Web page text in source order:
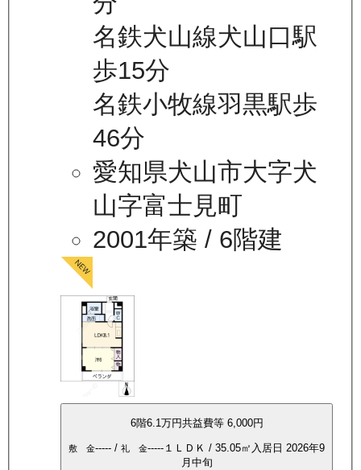
名鉄犬山線犬山口駅
歩15分
名鉄小牧線羽黒駅歩
46分
愛知県犬山市大字犬
山字富士見町
2001年築 / 6階建
6階6.1万円共益費等 6,000円
敷 金----- / 礼 金----- １ＬＤＫ / 35.05㎡ 入居日 2026年9
月中旬